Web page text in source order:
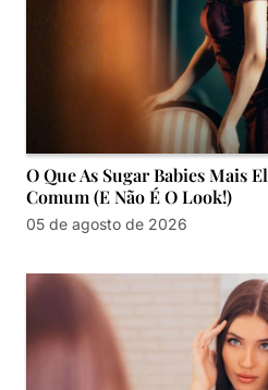
O Que As Sugar Babies Mais
Comum (e Não É O Look!)
05 de agosto de 2026